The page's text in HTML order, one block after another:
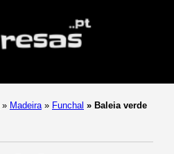
» Madeira » Funchal » Baleia verde